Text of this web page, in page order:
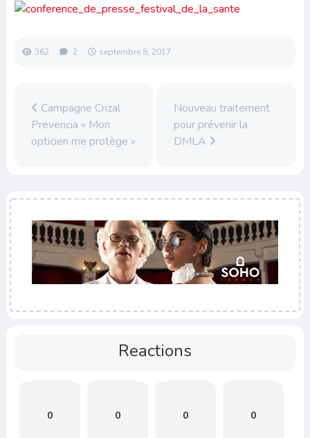
362 2 septembre 8, 2017
Campagne Crizal
Prevencia « Mon
opticien me protège »
Nouveau traitement
pour prévenir la
DMLA
Reactions
0 0 0 0